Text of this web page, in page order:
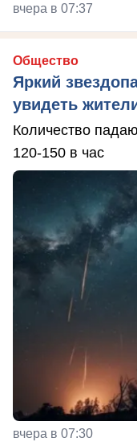
вчера в 07:37
Общество
Яркий
увидеть
Количество
120-150 в час
вчера в 07:30